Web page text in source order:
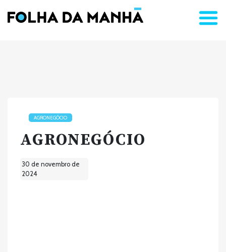
AGRONEGÓCIO
AGRONEGÓCIO
30 de novembro de
2024